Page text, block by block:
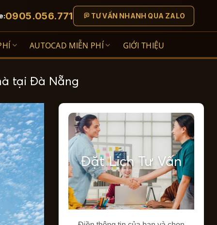
0905.056.771 TƯ VẤN NHANH QUA ZALO
AUTOCAD MIỄN PHÍ GIỚI THIỆU
tại Đà Nẵng
Đặt Lịch Tư Vấn